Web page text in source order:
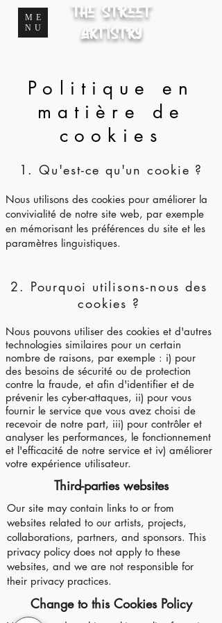
The Street
Artistry
ME
NU
Politique en
matière de
cookies
1. Qu'est-ce qu'un cookie ?
Nous utilisons des cookies pour améliorer la
convivialité de notre site web, par exemple
en mémorisant les préférences du site et les
paramètres linguistiques.
2. Pourquoi utilisons-nous des
cookies ?
Nous pouvons utiliser des cookies et d'autres
technologies similaires pour un certain
nombre de raisons, par exemple : i) pour
des besoins de sécurité ou de protection
contre la fraude, et afin d'identifier et de
prévenir les cyber-attaques, ii) pour vous
fournir le service que vous avez choisi de
recevoir de notre part, iii) pour contrôler et
analyser les performances, le fonctionnement
et l'efficacité de notre service et iv) améliorer
votre expérience utilisateur.
Third-parties websites
Our site may contain links to or from
websites related to our artists, projects,
collaborations, partners, and sponsors. This
privacy policy does not apply to these
websites, and we are not responsible for
their privacy practices.
Change to this Cookies Policy